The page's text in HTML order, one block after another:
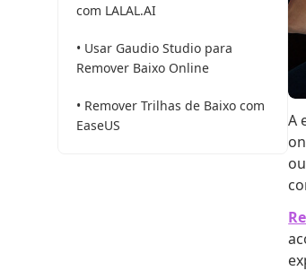
com LALAL.AI
• Usar Gaudio Studio para
Remover Baixo Online
• Remover Trilhas de Baixo com
EaseUS
A